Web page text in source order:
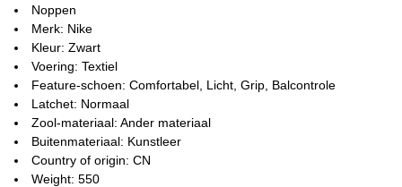
Noppen
Merk: Nike
Kleur: Zwart
Voering: Textiel
Feature-schoen: Comfortabel, Licht, Grip, Balcontrole
Latchet: Normaal
Zool-materiaal: Ander materiaal
Buitenmateriaal: Kunstleer
Country of origin: CN
Weight: 550